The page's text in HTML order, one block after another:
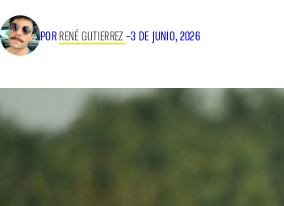
POR RENÉ GUTIERREZ –3 DE JUNIO, 2026